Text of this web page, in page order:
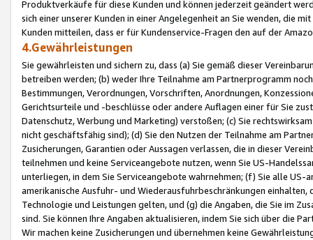
Produktverkäufe für diese Kunden und können jederzeit geändert
sich einer unserer Kunden in einer Angelegenheit an Sie wenden, die
Kunden mitteilen, dass er für Kundenservice-Fragen den auf der
4.Gewährleistungen
Sie gewährleisten und sichern zu, dass (a) Sie gemäß dieser
betreiben werden; (b) weder Ihre Teilnahme am Partnerprogramm
Bestimmungen, Verordnungen, Vorschriften, Anordnungen,
Gerichtsurteile und -beschlüsse oder andere Auflagen einer für Sie
Datenschutz, Werbung und Marketing) verstoßen; (c) Sie
nicht geschäftsfähig sind); (d) Sie den Nutzen der Teilnahme am
Zusicherungen, Garantien oder Aussagen verlassen, die in dieser
teilnehmen und keine Serviceangebote nutzen, wenn Sie US-
unterliegen, in dem Sie Serviceangebote wahrnehmen; (f) Sie alle
amerikanische Ausfuhr- und Wiederausfuhrbeschränkungen
Technologie und Leistungen gelten, und (g) die Angaben, die Sie im
sind. Sie können Ihre Angaben aktualisieren, indem Sie sich über die
Wir machen keine Zusicherungen und übernehmen keine